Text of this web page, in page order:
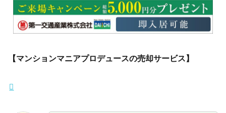
【マンションマニアプロデュースの売却サービス】